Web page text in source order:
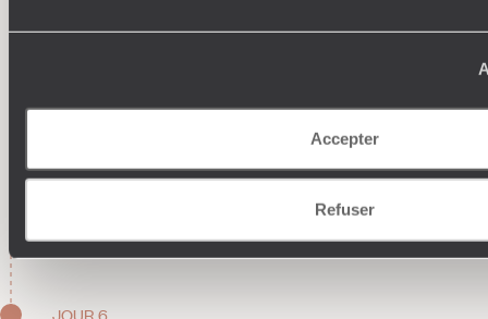
Accepter
Refuser
rencontre avec les gorilles. Aux petits soins, le personnel
l'honneur de la célèbre primatologue, la fondation œuvre
pour la protection des gorilles et la conservation de leur
habitat naturel. Sur place vous pouvez admirer des modèles
de squelettes de gorilles grandeur nature, une reconstitution